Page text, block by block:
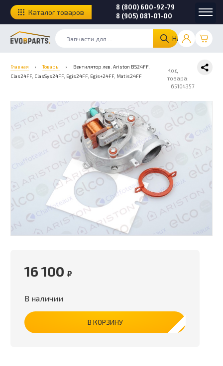
Найти
8 (800) 600-92-79
8 (905) 081-01-00
Каталог товаров
Главная › Товары ›
Вентилятор лев. Ariston BS24FF,
Clas24FF, ClasSys24FF, Egis24FF, Egis+24FF, Matis24FF
Код
товара:
65104357
16 100 ₽
В наличии
В КОРЗИНУ